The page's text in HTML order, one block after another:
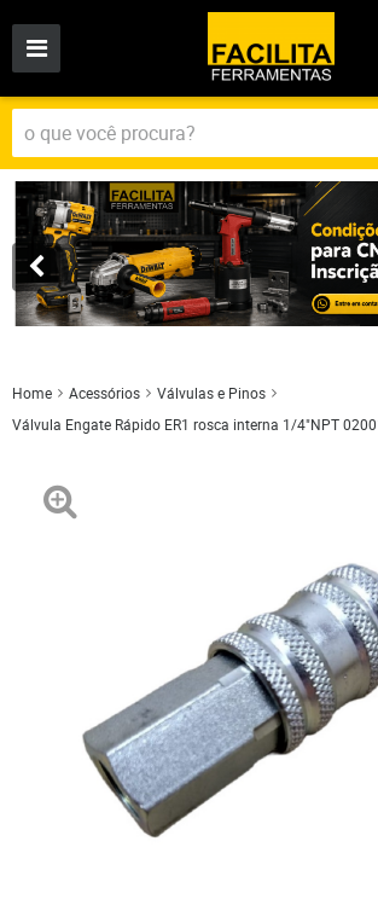
Home Acessórios
Válvulas e Pinos
Válvula Engate Rápido ER1 rosca interna 1/4"NPT